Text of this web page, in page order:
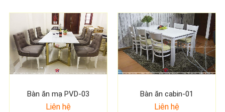
Bàn ăn mạ PVD-03
Liên hệ
Bàn ăn cabin-01
Liên hệ